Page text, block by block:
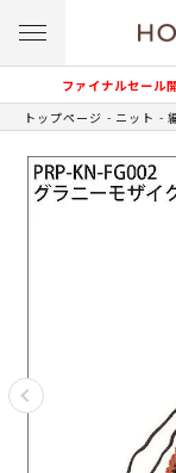
ファイナルセール
トップページ ニット